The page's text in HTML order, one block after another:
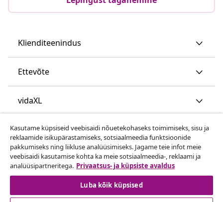
Klienditeenindus
Ettevõte
vidaXL
Vaata rohkem
Kasutame küpsiseid veebisaidi nõuetekohaseks toimimiseks, sisu ja
reklaamide isikupärastamiseks, sotsiaalmeedia funktsioonide
pakkumiseks ning liikluse analüüsimiseks. Jagame teie infot meie
veebisaidi kasutamise kohta ka meie sotsiaalmeedia-, reklaami ja
analüüsipartneritega. Privaatsus- ja küpsiste avaldus
Luba kõik küpsised